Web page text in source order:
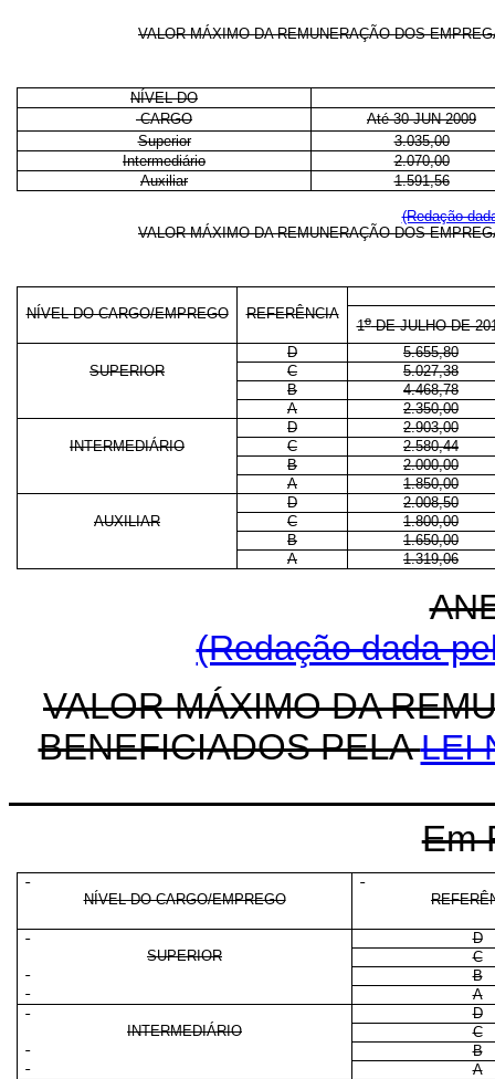
VALOR MÁXIMO DA REMUNERAÇÃO DOS
NÍVEL DO
CARGO
Até 30 JUN 2009
Superior
3.035,00
Intermediário
2.070,00
Auxiliar
1.591,56
(Redação
VALOR MÁXIMO DA REMUNERAÇÃO DOS
NÍVEL DO CARGO/EMPREGO REFERÊNCIA
1oDE JULHO DE
D
5.655,80
SUPERIOR
C
5.027,38
B
4.468,78
A
2.350,00
D
2.903,00
INTERMEDIÁRIO
C
2.580,44
B
2.000,00
A
1.850,00
D
2.008,50
AUXILIAR
C
1.800,00
B
1.650,00
A
1.319,06
(Redação dada
VALOR MÁXIMO DA
BENEFICIADOS PELALEI
Em
NÍVEL DO CARGO/EMPREGO
D
SUPERIOR
C
B
A
D
INTERMEDIÁRIO
C
B
A